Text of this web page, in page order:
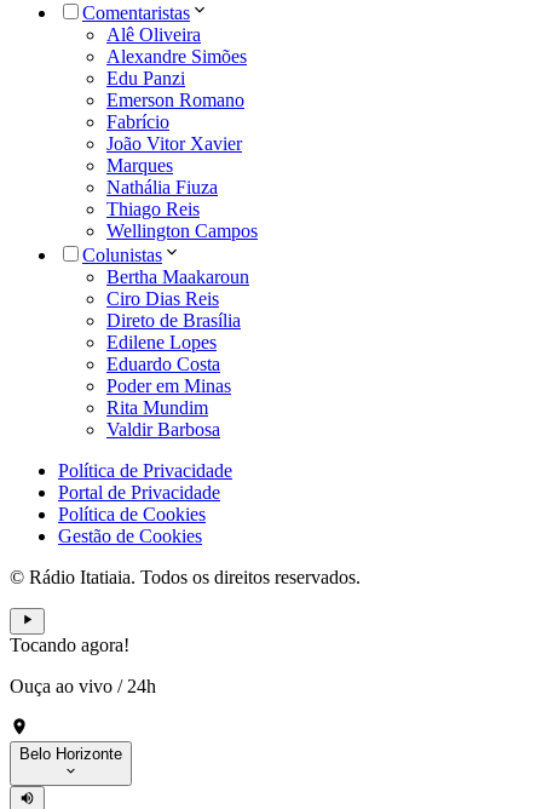
Comentaristas
Alê Oliveira
Alexandre Simões
Edu Panzi
Emerson Romano
Fabrício
João Vitor Xavier
Marques
Nathália Fiuza
Thiago Reis
Wellington Campos
Colunistas
Bertha Maakaroun
Ciro Dias Reis
Direto de Brasília
Edilene Lopes
Eduardo Costa
Poder em Minas
Rita Mundim
Valdir Barbosa
Política de Privacidade
Portal de Privacidade
Política de Cookies
Gestão de Cookies
© Rádio Itatiaia. Todos os direitos reservados.
Tocando agora!
Ouça ao vivo / 24h
Belo Horizonte